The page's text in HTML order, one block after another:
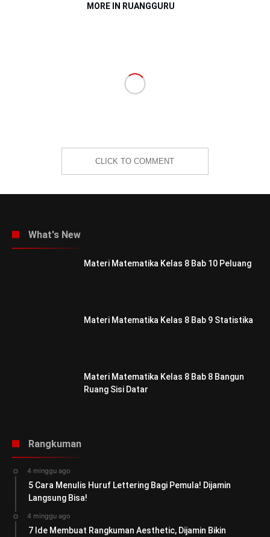
MORE IN RUANGGURU
CLICK TO COMMENT
What's New
Materi Matematika Kelas 8 Bab 10 Peluang
Materi Matematika Kelas 8 Bab 9 Statistika
Materi Matematika Kelas 8 Bab 8 Bangun
Ruang Sisi Datar
Rangkuman
4 minggu ago
5 Cara Menulis Huruf Lettering Bagi Pemula! Dijamin
Langsung Bisa!
4 minggu ago
7 Ide Membuat Rangkuman Aesthetic, Dijamin Bikin